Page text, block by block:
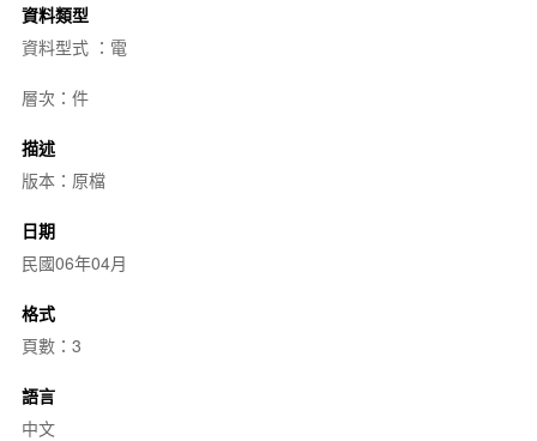
資料類型
資料型式 ：電
層次：件
描述
版本：原檔
日期
民國06年04月
格式
頁數：3
語言
中文